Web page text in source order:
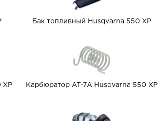
Бак топливный Husqvarna 550 XP
XP Карбюратор AT-7A Husqvarna 550 XP